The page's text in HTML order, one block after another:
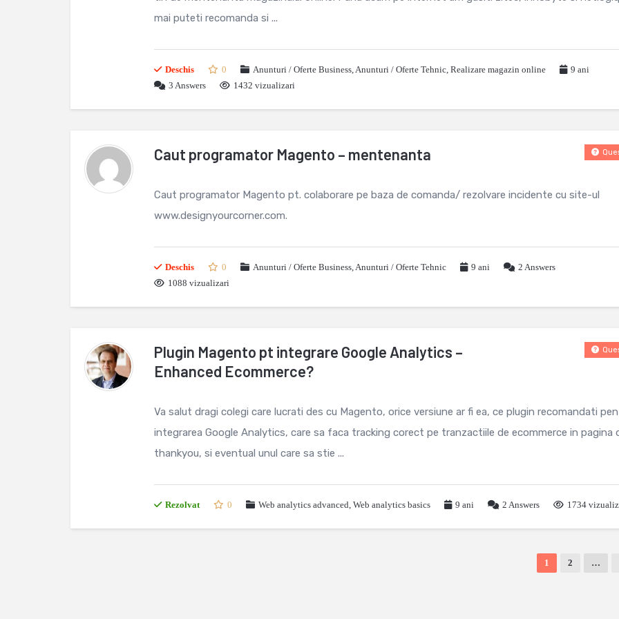
mai puteti recomanda si ...
Deschis 0 Anunturi / Oferte Business,Anunturi / Oferte Tehnic, Realizare magazin online
9 ani
3 Answers 1432 vizualizari
Caut programator Magento – mentenanta
Caut programator Magento pt. colaborare pe baza de comanda/ rezolvare incidente cu site-ul
www.designyourcorner.com.
Deschis 0 Anunturi / Oferte Business,Anunturi / Oferte Tehnic 9 ani 2 Answers
1088 vizualizari
Plugin Magento pt integrare Google Analytics –
Enhanced Ecommerce?
Va salut dragi colegi care lucrati des cu Magento, orice versiune ar fi ea, ce plugin recomandati
integrarea Google Analytics, care sa faca tracking corect pe tranzactiile de ecommerce in pagina
thankyou, si eventual unul care sa stie ...
Rezolvat 0 Web analytics advanced, Web analytics basics 9 ani 2 Answers 1734
1 2 …